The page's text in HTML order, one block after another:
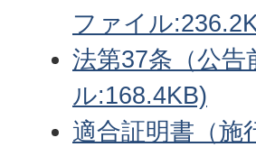
ファイル
法第37条（公
ル:168.4KB)
適合証明書（施